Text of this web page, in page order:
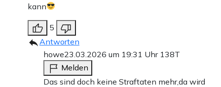
kann
5
Antworten
howe23.03.2026 um 19:31 Uhr 138T
Melden
Das sind doch keine Straftaten mehr,da wird